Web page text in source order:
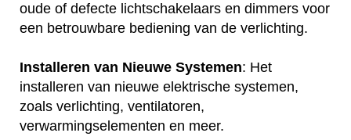
oude of defecte lichtschakelaars en dimmers voor
een betrouwbare bediening van de verlichting.
Installeren van Nieuwe Systemen: Het
installeren van nieuwe elektrische systemen,
zoals verlichting, ventilatoren,
verwarmingselementen en meer.